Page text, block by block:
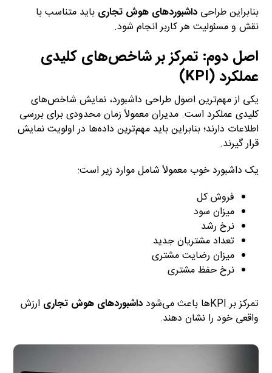
بنابراین طراحیداشبوردهای هوش تجاری باید متناسب با
نقش و مسئولیت هر کاربر انجام شود.
اصل دوم: تمرکز بر شاخص‌های کلیدی
عملکرد (KPI)
یکی از مهم‌ترین اصول طراحی داشبورد، نمایش شاخص‌های
کلیدی عملکرد است. مدیران معمولاً زمان محدودی برای بررسی
اطلاعات دارند؛ بنابراین باید مهم‌ترین داده‌ها در اولویت نمایش
قرار گیرند.
یک داشبورد خوب معمولاً شامل موارد زیر است:
فروش کل
میزان سود
نرخ رشد
تعداد مشتریان جدید
میزان رضایت مشتری
نرخ حفظ مشتری
تمرکز بر KPIها باعث می‌شود داشبوردهای هوش تجاری ارزش
واقعی خود را نشان دهند.